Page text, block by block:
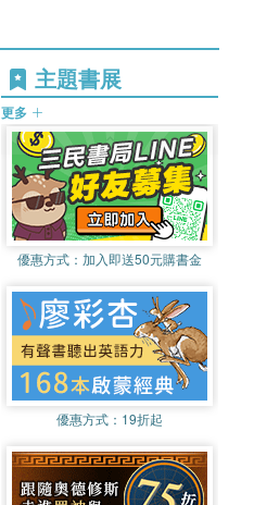
主題書展
更多
優惠方式： 加入即送50元購書金
優惠方式： 19折起